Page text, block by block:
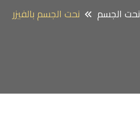
نحت الجسم نحت الجسم بالفيزر